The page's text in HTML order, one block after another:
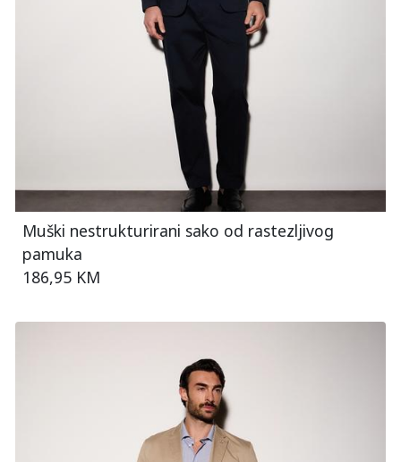
Muški nestrukturirani sako od rastezljivog
pamuka
186,95 KM